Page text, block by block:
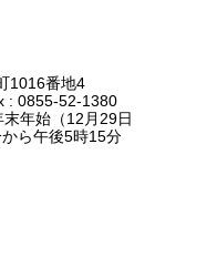
1016番地4
: 0855-52-1380
年始（12月29日
ら午後5時15分